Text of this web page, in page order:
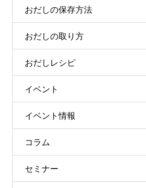
おだしの保存方法
おだしの取り方
おだしレシピ
イベント
イベント情報
コラム
セミナー